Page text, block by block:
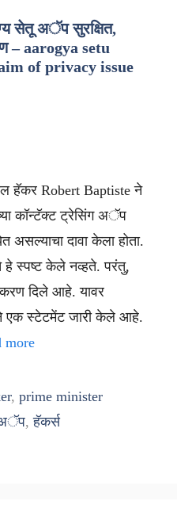
सेतू अॅप सुरक्षित,
– aarogya setu
of privacy issue
हॅकर Robert Baptiste ने
कॉन्टॅक्ट ट्रेसिंग अॅप
असल्याचा दावा केला होता.
स्पष्ट केले नव्हते. परंतु,
दिले आहे. यावर
एक स्टेटमेंट जारी केले आहे.
more
, prime minister
अॅप,हॅकर्स